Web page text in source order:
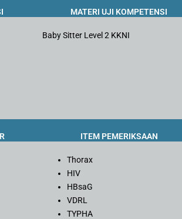
MATERI UJI KOMPETENSI
Baby Sitter Level 2 KKNI
ITEM PEMERIKSAAN
Thorax
HIV
HBsaG
VDRL
TYPHA